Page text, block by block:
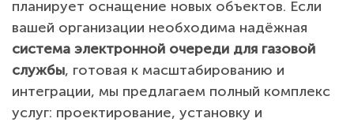
планирует оснащение новых объектов. Если
вашей организации необходима надёжная
система электронной очереди для газовой
службы, готовая к масштабированию и
интеграции, мы предлагаем полный комплекс
услуг: проектирование, установку и